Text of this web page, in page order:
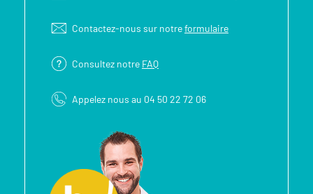
Contactez-nous sur notreformulaire
Consultez notre FAQ
Appelez nous au 04 50 22 72 06